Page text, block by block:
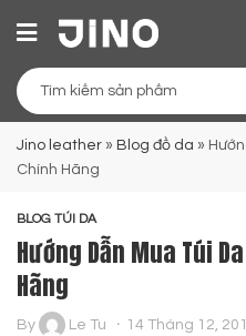
Jino leather » Blog đồ da »
Chính Hãng
BLOG TÚI DA
Hướng Dẫn Mua Túi
Hãng
By Le Tu 14 Tháng 12,